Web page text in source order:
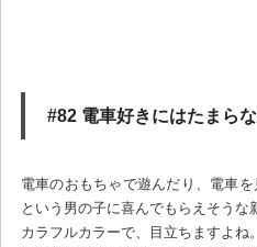
#82 電車好きにはたまら
電車のおもちゃで遊んだり、電車
という男の子に喜んでもらえそうな
カラフルカラーで、目立ちますよね。